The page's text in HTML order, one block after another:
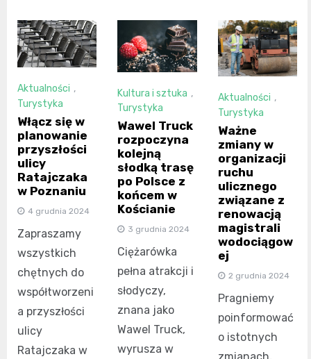
Aktualności ,
Turystyka
Włącz się w
planowanie
przyszłości
ulicy
Ratajczaka
w Poznaniu
4 grudnia 2024
Zapraszamy
wszystkich
chętnych do
współtworzeni
a przyszłości
ulicy
Ratajczaka w
Kultura i sztuka ,
Turystyka
Wawel Truck
rozpoczyna
kolejną
słodką trasę
po Polsce z
końcem w
Kościanie
3 grudnia 2024
Ciężarówka
pełna atrakcji i
słodyczy,
znana jako
Wawel Truck,
wyrusza w
Aktualności ,
Turystyka
Ważne
zmiany w
organizacji
ruchu
ulicznego
związane z
renowacją
magistrali
wodociągow
ej
2 grudnia 2024
Pragniemy
poinformować
o istotnych